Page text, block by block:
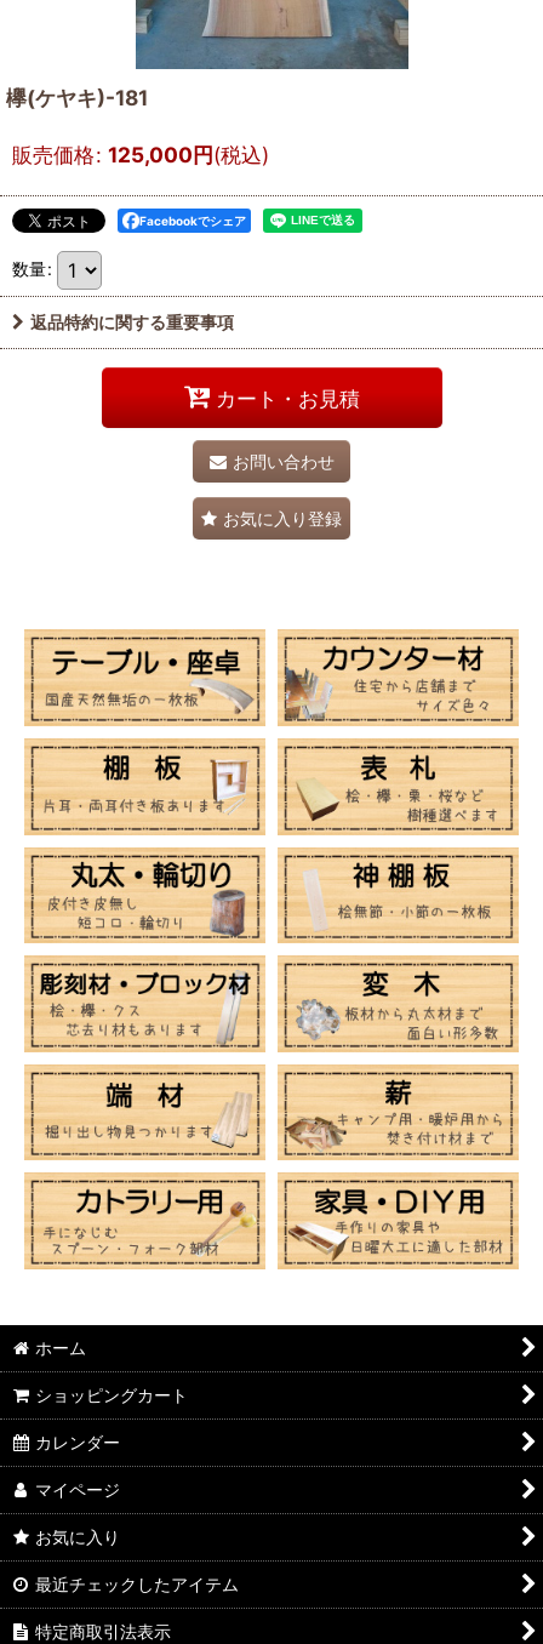
欅(ケヤキ)-181
販売価格: 125,000円(税込)
Facebookでシェア
数量:
返品特約に関する重要事項
カート・お見積
お問い合わせ
お気に入り登録
ホーム
ショッピングカート
カレンダー
マイページ
お気に入り
最近チェックしたアイテム
特定商取引法表示